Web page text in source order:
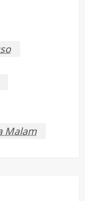
Malam